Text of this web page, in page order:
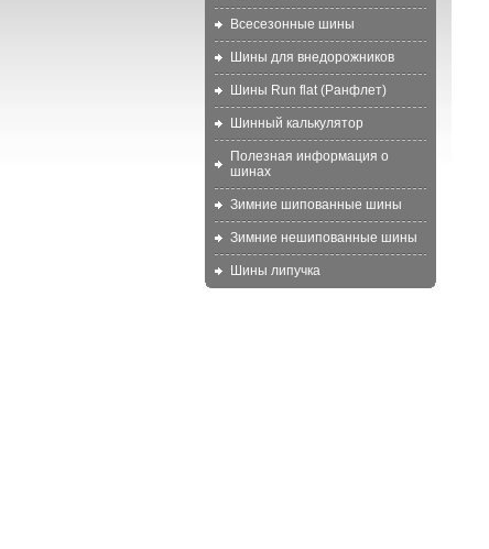
Всесезонные шины
Шины для внедорожников
Шины Run flat (Ранфлет)
Шинный калькулятор
Полезная информация о
шинах
Зимние шипованные шины
Зимние нешипованные шины
Шины липучка